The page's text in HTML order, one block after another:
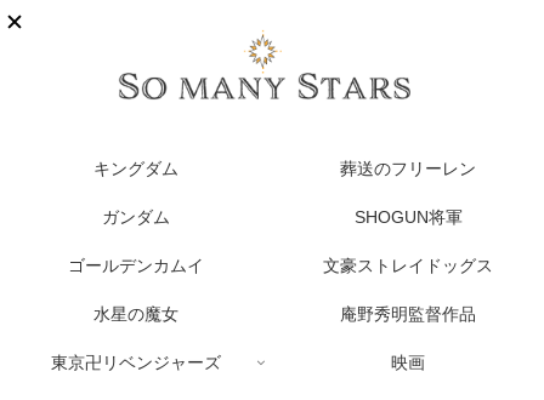
キングダム 葬送のフリーレン
ガンダム SHOGUN将軍
ゴールデンカムイ 文豪ストレイドッグス
水星の魔女 庵野秀明監督作品
東京卍リベンジャーズ 映画